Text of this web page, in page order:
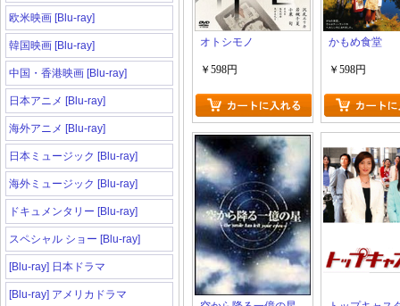
欧米映画 [Blu-ray]
韓国映画 [Blu-ray]
中国・香港映画 [Blu-ray]
日本アニメ [Blu-ray]
海外アニメ [Blu-ray]
日本ミュージック [Blu-ray]
海外ミュージック [Blu-ray]
ドキュメンタリー [Blu-ray]
スペシャル ショー [Blu-ray]
[Blu-ray] 日本ドラマ
[Blu-ray] アメリカドラマ
オトシモノ
￥598円
かもめ食堂
￥598円